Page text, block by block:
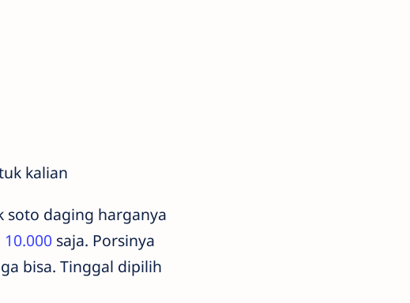
kalian
soto daging harganya
10.000 saja. Porsinya
bisa. Tinggal dipilih